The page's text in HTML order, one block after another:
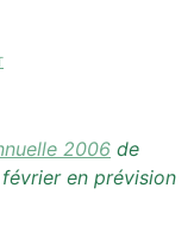
2006 de
en prévision